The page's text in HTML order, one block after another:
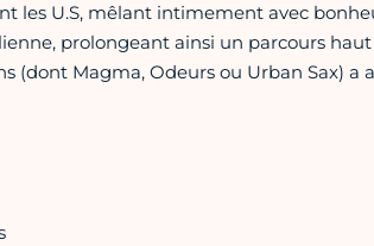
les U.S, mêlant intimement avec
prolongeant ainsi un parcours
(dont Magma, Odeurs ou Urban Sax) a